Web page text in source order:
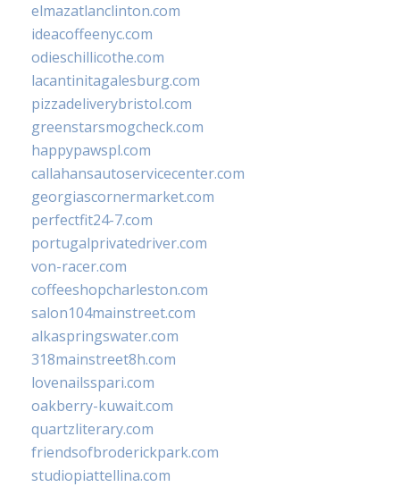
elmazatlanclinton.com
ideacoffeenyc.com
odieschillicothe.com
lacantinitagalesburg.com
pizzadeliverybristol.com
greenstarsmogcheck.com
happypawspl.com
callahansautoservicecenter.com
georgiascornermarket.com
perfectfit24-7.com
portugalprivatedriver.com
von-racer.com
coffeeshopcharleston.com
salon104mainstreet.com
alkaspringswater.com
318mainstreet8h.com
lovenailsspari.com
oakberry-kuwait.com
quartzliterary.com
friendsofbroderickpark.com
studiopiattellina.com